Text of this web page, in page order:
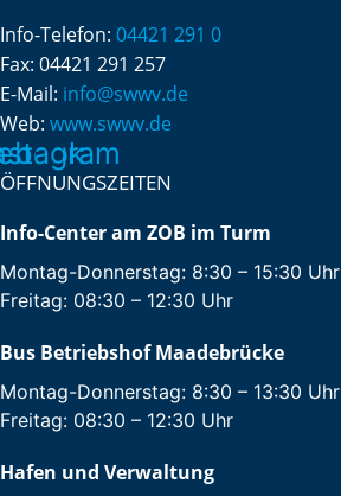
Info-Telefon: 04421 291 0
Fax: 04421 291 257
E-Mail: info@swwv.de
Web: www.swwv.de
ÖFFNUNGSZEITEN
Info-Center am ZOB im Turm
Montag-Donnerstag: 8:30 – 15:30 Uhr
Freitag: 08:30 – 12:30 Uhr
Bus Betriebshof Maadebrücke
Montag-Donnerstag: 8:30 – 13:30 Uhr
Freitag: 08:30 – 12:30 Uhr
Hafen und Verwaltung